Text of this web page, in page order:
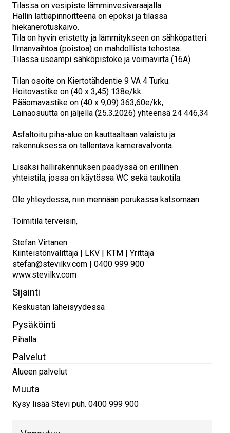
Tilassa on vesipiste lämminvesivaraajalla.
Hallin lattiapinnoitteena on epoksi ja tilassa
hiekanerotuskaivo.
Tila on hyvin eristetty ja lämmitykseen on sähköpatteri.
Ilmanvaihtoa (poistoa) on mahdollista tehostaa.
Tilassa useampi sähköpistoke ja voimavirta (16A).
Tilan osoite on Kiertotähdentie 9 VA 4 Turku.
Hoitovastike on (40 x 3,45) 138e/kk.
Pääomavastike on (40 x 9,09) 363,60e/kk,
Lainaosuutta on jäljellä (25.3.2026) yhteensä 24 446,34
Asfaltoitu piha-alue on kauttaaltaan valaistu ja
rakennuksessa on tallentava kameravalvonta.
Lisäksi hallirakennuksen päädyssä on erillinen
yhteistila, jossa on käytössa WC sekä taukotila.
Ole yhteydessä, niin mennään porukassa katsomaan.
Toimitila terveisin,
Stefan Virtanen
Kiinteistönvälittäjä | LKV | KTM | Yrittäjä
stefan@stevilkv.com | 0400 999 900
www.stevilkv.com
Sijainti
Keskustan läheisyydessä
Pysäköinti
Pihalla
Palvelut
Alueen palvelut
Muuta
Kysy lisää Stevi puh. 0400 999 900